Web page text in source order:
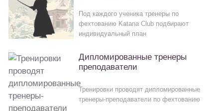
Под каждого ученика тренеры по
фехтованию Katana Club подбирают
индивидуальный план
Дипломированные тренеры
преподаватели
Тренировки проводят дипломированные
тренеры-преподаватели по фехтованию